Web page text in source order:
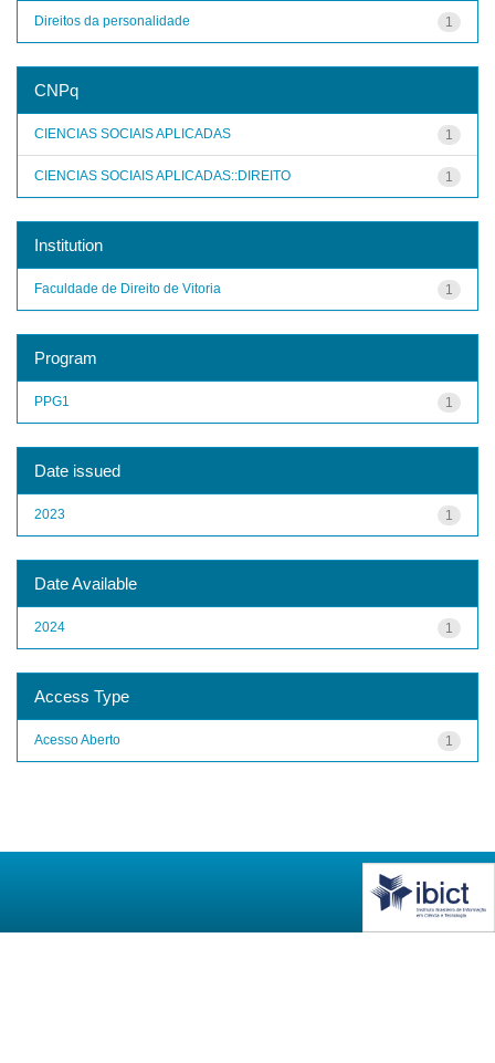
1
Direitos da personalidade
CNPq
1
CIENCIAS SOCIAIS APLICADAS
1
CIENCIAS SOCIAIS APLICADAS::DIREITO
Institution
1
Faculdade de Direito de Vitoria
Program
1
PPG1
Date issued
1
2023
Date Available
1
2024
Access Type
1
Acesso Aberto